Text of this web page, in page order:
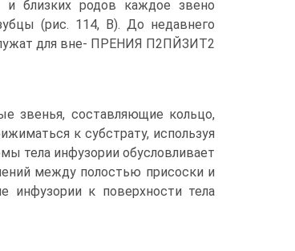
и близких родов каждое звено
(рис. 114, В). До недавнего
для вне- ПРЕНИЯ П2ПЙЗИТ2
звенья, составляющие кольцо,
к субстрату, используя
тела инфузории обусловливает
между полостью присоски и
инфузории к поверхности тела